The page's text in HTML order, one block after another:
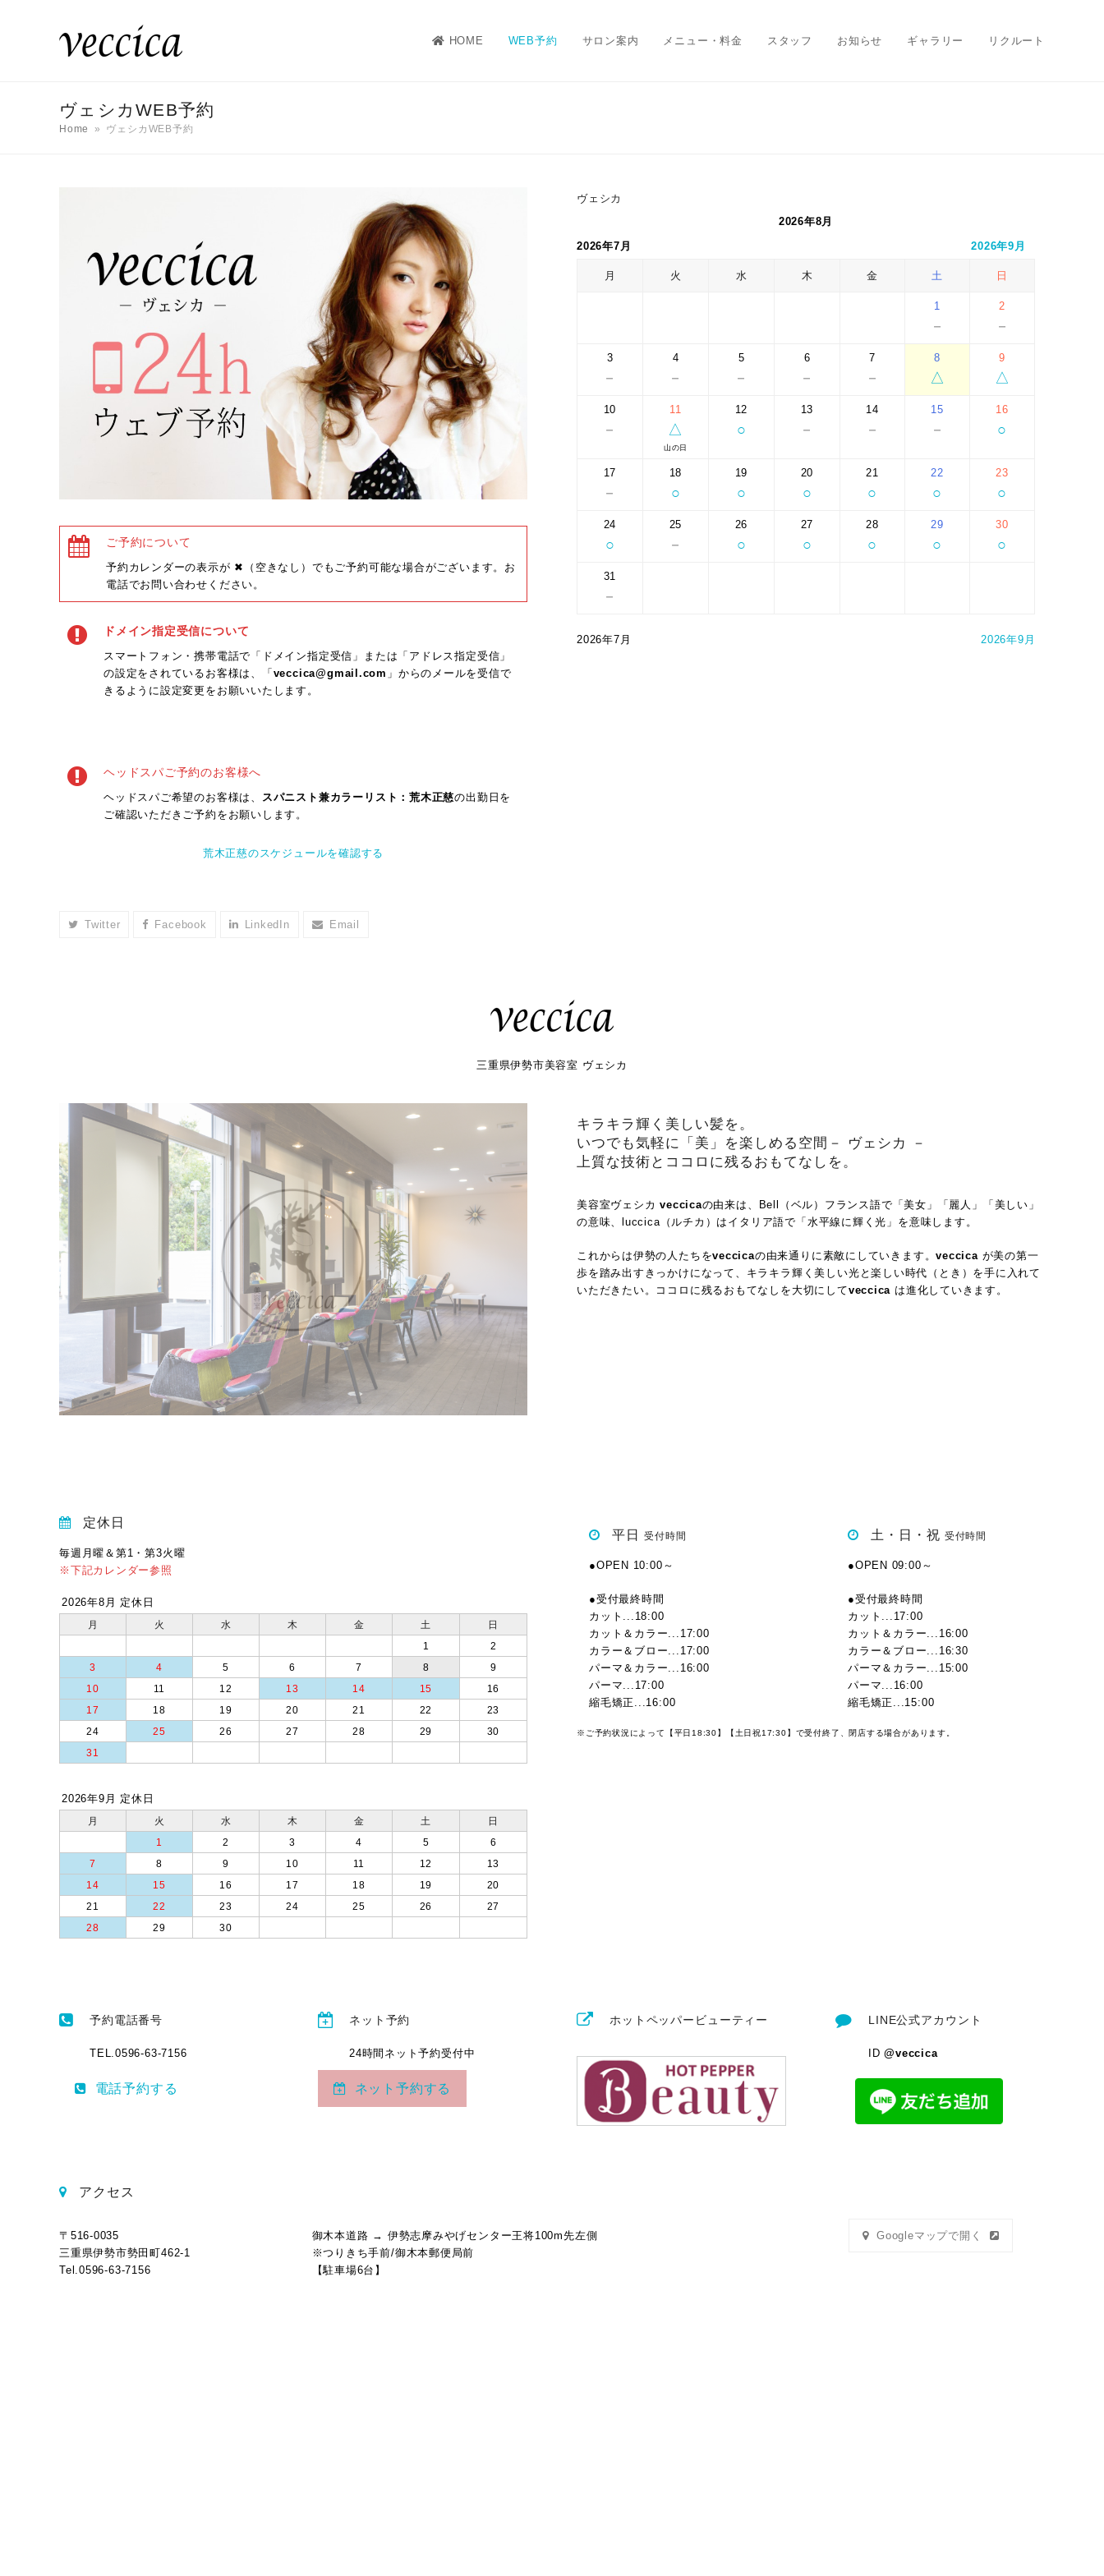
HOME WEB予約 サロン案内 メニュー・料金 スタッフ お知らせ ギャラリー リクルート
ヴェシカWEB予約
Home » ヴェシカWEB予約
ご予約について
予約カレンダーの表示が ✖（空きなし）でもご予約可能な場合がございます。お
電話でお問い合わせください。
ドメイン指定受信について
スマートフォン・携帯電話で「ドメイン指定受信」または「アドレス指定受信」
の設定をされているお客様は、「 veccica@gmail.com 」からのメールを受信で
きるように設定変更をお願いいたします。
ヴェシカ
2026年8月
2026年7月
2026年9月
月 火 水 木 金 土 日
1
－
2
－
3
－
4
－
5
－
6
－
7
－
8
△
9
△
10
－
11
△
山の日
12
○
13
－
14
－
15
－
16
○
17
－
18
○
19
○
20
○
21
○
22
○
23
○
24
○
25
－
26
○
27
○
28
○
29
○
30
○
31
－
2026年7月 2026年9月
ヘッドスパご予約のお客様へ
ヘッドスパご希望のお客様は、 スパニスト兼カラーリスト：荒木正慈の出勤日を
ご確認いただきご予約をお願いします。
荒木正慈のスケジュールを確認する
Twitter Facebook LinkedIn Email
三重県伊勢市美容室 ヴェシカ
キラキラ輝く美しい髪を。
いつでも気軽に「美」を楽しめる空間－ ヴェシカ －
上質な技術とココロに残るおもてなしを。
美容室ヴェシカveccicaの由来は、Bell（ベル）フランス語で「美女」「麗人」「美しい」
の意味、luccica（ルチカ）はイタリア語で「水平線に輝く光」を意味します。
これからは伊勢の人たちをveccicaの由来通りに素敵にしていきます。veccicaが美の第一
歩を踏み出すきっかけになって、キラキラ輝く美しい光と楽しい時代（とき）を手に入れて
いただきたい。ココロに残るおもてなしを大切にしてveccica は進化していきます。
定休日
毎週月曜＆第1・第3火曜
※下記カレンダー参照
2026年8月 定休日
月 火 水 木 金 土
日
1
2
3
4 5 6 7 8
9
10
11 12 13 14 15
16
17
18 19 20 21 22
23
24
25 26 27 28 29
30
31
2026年9月 定休日
月 火 水 木 金 土
日
1
2 3 4 5
6
7
8 9 10 11 12
13
14
15 16 17 18 19
20
21
22 23 24 25 26
27
28
29 30
平日 受付時間
●OPEN 10:00～
●受付最終時間
カット...18:00
カット＆カラー...17:00
カラー＆ブロー...17:00
パーマ＆カラー...16:00
パーマ...17:00
縮毛矯正...16:00
土・日・祝 受付時間
●OPEN 09:00～
●受付最終時間
カット...17:00
カット＆カラー...16:00
カラー＆ブロー...16:30
パーマ＆カラー...15:00
パーマ...16:00
縮毛矯正...15:00
※ご予約状況によって【平日18:30】【土日祝17:30】で受付終了、閉店する場合があります。
予約電話番号
TEL.0596-63-7156
電話予約する
ネット予約
24時間ネット予約受付中
ネット予約する
ホットペッパービューティー LINE公式アカウント
ID@veccica
アクセス
〒516-0035
三重県伊勢市勢田町462-1
Tel.0596-63-7156
御木本道路 → 伊勢志摩みやげセンター王将100m先左側
※つりきち手前/御木本郵便局前
【駐車場6台】
Googleマップで開く